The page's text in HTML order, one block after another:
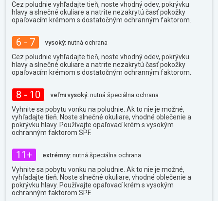
Cez poludnie vyhľadajte tieň, noste vhodný odev, pokrývku
hlavy a slnečné okuliare a natrite nezakrytú časť pokožky
opaľovacím krémom s dostatočným ochranným faktorom.
6 - 7 vysoký: nutná ochrana
Cez poludnie vyhľadajte tieň, noste vhodný odev, pokrývku
hlavy a slnečné okuliare a natrite nezakrytú časť pokožky
opaľovacím krémom s dostatočným ochranným faktorom.
8 - 10 veľmi vysoký: nutná špeciálna ochrana
Vyhnite sa pobytu vonku na poludnie. Ak to nie je možné,
vyhľadajte tieň. Noste slnečné okuliare, vhodné oblečenie a
pokrývku hlavy. Používajte opaľovací krém s vysokým
ochranným faktorom SPF.
11+ extrémny: nutná špeciálna ochrana
Vyhnite sa pobytu vonku na poludnie. Ak to nie je možné,
vyhľadajte tieň. Noste slnečné okuliare, vhodné oblečenie a
pokrývku hlavy. Používajte opaľovací krém s vysokým
ochranným faktorom SPF.